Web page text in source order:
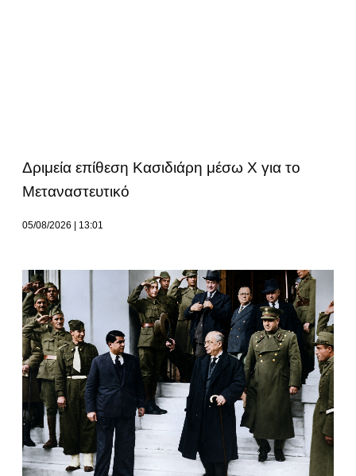
Δριμεία επίθεση Κασιδιάρη μέσω Χ για το
Μεταναστευτικό
05/08/2026 13:01